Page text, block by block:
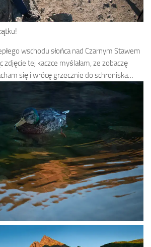
wschodu słońca nad Czarnym Stawem
zdjęcie tej kaczce myślałam, ze zobaczę
się i wrócę grzecznie do schroniska…